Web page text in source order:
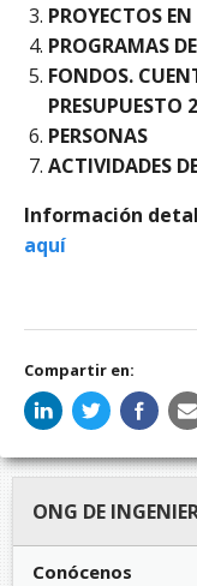
PROYECTOS
PROGRAMAS
FONDOS.
PRESUPUESTO
PERSONAS
ACTIVIDADES
Información
aquí
Compartir en:
ONG DE
Conócenos